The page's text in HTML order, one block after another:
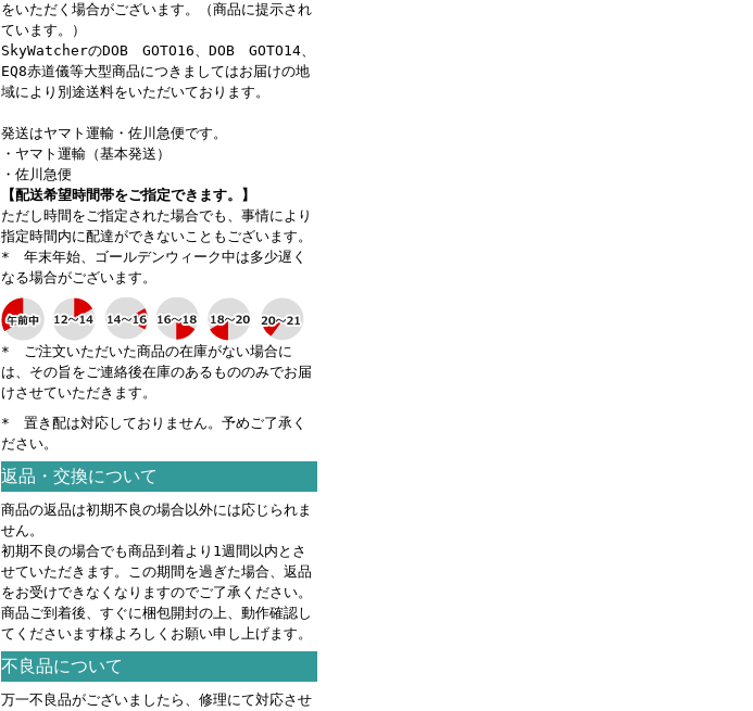
をいただく場合がございます。（商品に提示され
ています。）
SkyWatcherのDOB GOTO16、DOB GOTO14、
EQ8赤道儀等大型商品につきましてはお届けの地
域により別途送料をいただいております。
発送はヤマト運輸・佐川急便です。
・ヤマト運輸（基本発送）
・佐川急便
【配送希望時間帯をご指定できます。】
ただし時間をご指定された場合でも、事情により
指定時間内に配達ができないこともございます。
* 年末年始、ゴールデンウィーク中は多少遅く
なる場合がございます。
* ご注文いただいた商品の在庫がない場合に
は、その旨をご連絡後在庫のあるもののみでお届
けさせていただきます。
* 置き配は対応しておりません。予めご了承く
ださい。
返品・交換について
商品の返品は初期不良の場合以外には応じられま
せん。
初期不良の場合でも商品到着より1週間以内とさ
せていただきます。この期間を過ぎた場合、返品
をお受けできなくなりますのでご了承ください。
商品ご到着後、すぐに梱包開封の上、動作確認し
てくださいます様よろしくお願い申し上げます。
不良品について
万一不良品がございましたら、修理にて対応させ